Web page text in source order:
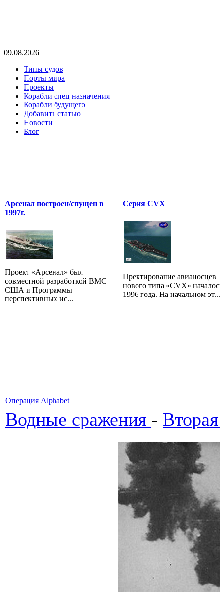
09.08.2026
Типы судов
Порты мира
Проекты
Корабли спец назначения
Корабли будущего
Добавить статью
Новости
Блог
Арсенал построен/спущен в
1997г.
Проект «Арсенал» был
совместной разработкой ВМС
США и Программы
перспективных ис...
Серия CVX
Пректирование авианосцев
нового типа «CVX»
1996 года. На начальном эт...
Операция Аlphabet
Водные сражения -